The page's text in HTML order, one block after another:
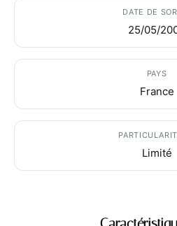
DATE DE
25/05/
PAYS
France
Limité